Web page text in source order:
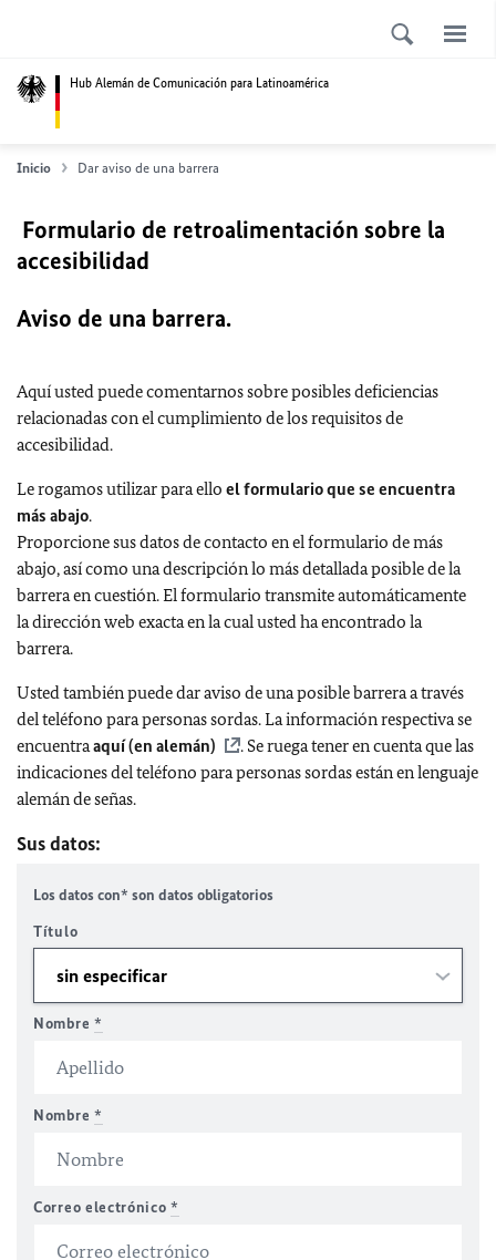
Hub Alemán de Comunicación para Latinoamérica
Inicio Dar aviso de una barrera
Formulario de retroalimentación sobre la
accesibilidad
Aviso de una barrera.
Aquí usted puede comentarnos sobre posibles deficiencias
relacionadas con el cumplimiento de los requisitos de
accesibilidad.
Le rogamos utilizar para ello el formulario que se encuentra
más abajo.
Proporcione sus datos de contacto en el formulario de más
abajo, así como una descripción lo más detallada posible de la
barrera en cuestión. El formulario transmite automáticamente
la dirección web exacta en la cual usted ha encontrado la
barrera.
Usted también puede dar aviso de una posible barrera a través
del teléfono para personas sordas. La información respectiva se
encuentraaquí (en alemán)
. Se ruega tener en cuenta que las
indicaciones del teléfono para personas sordas están en lenguaje
alemán de señas.
Sus datos:
Los datos con* son datos obligatorios
Título
Nombre *
Nombre *
Correo electrónico*